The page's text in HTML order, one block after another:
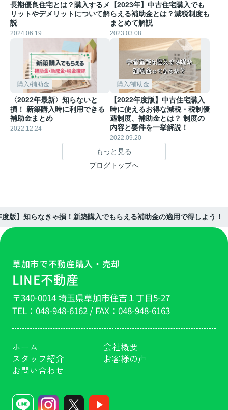
長期優良住宅とは？購入するメ
リットやデメリットについて解
説
2024.06.19
【2023年】中古住宅購入でも
らえる補助金とは？減税制度も
まとめて解説
2023.03.08
購入/補助金
〈2022年最新〉知らないと
損！ 新築購入時に利用できる
補助金まとめ
2022.12.24
購入/補助金
【2022年度版】中古住宅購入
時に使えるお得な減税・税制優
遇制度、補助金とは？ 制度の
内容と要件を一挙解説！
2022.09.20
もっと見る
ブログトップへ
版】知らなきゃ損！新築購入でもらえる補助金の適用で得しよう！
草加市で不動産購入・売却
LINE不動産
〒340-0014 埼玉県草加市住吉１丁目5-27
TEL： 048-948-6162/ FAX： 048-948-6163
ホーム
会社概要
スタッフ紹介
お客様の声
お問い合わせ